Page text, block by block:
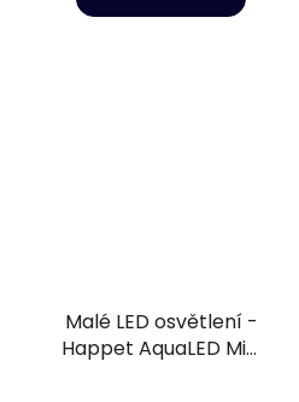
Malé LED osvětlení -
Happet AquaLED Mini